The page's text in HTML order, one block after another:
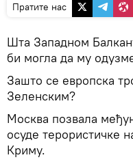
Пратите нас
Шта Западном
би могла да му
Зашто се европска
Зеленским?
Москва позвала
осуде терористичке
Криму.